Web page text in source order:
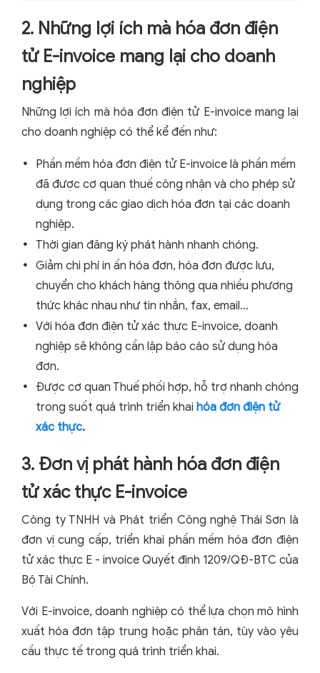
2. Những lợi ích mà hóa đơn điện
tử E-invoice mang lại cho doanh
nghiệp
Những lợi ích mà hóa đơn điện tử E-invoice mang lại
cho doanh nghiệp có thể kể đến như:
Phần mềm hóa đơn điện tử E-invoice là phần mềm
đã được cơ quan thuế công nhận và cho phép sử
dụng trong các giao dịch hóa đơn tại các doanh
nghiệp.
Thời gian đăng ký phát hành nhanh chóng.
Giảm chi phí in ấn hóa đơn, hóa đơn được lưu,
chuyển cho khách hàng thông qua nhiều phương
thức khác nhau như tin nhắn, fax, email…
Với hóa đơn điện tử xác thực E-invoice, doanh
nghiệp sẽ không cần lập báo cáo sử dụng hóa
đơn.
Được cơ quan Thuế phối hợp, hỗ trợ nhanh chóng
trong suốt quá trình triển khai hóa đơn điện tử
xác thực.
3. Đơn vị phát hành hóa đơn điện
tử xác thực E-invoice
Công ty TNHH và Phát triển Công nghệ Thái Sơn là
đơn vị cung cấp, triển khai phần mềm hóa đơn điện
tử xác thực E - invoice Quyết định 1209/QĐ-BTC của
Bộ Tài Chính.
Với E-invoice, doanh nghiệp có thể lựa chọn mô hình
xuất hóa đơn tập trung hoặc phân tán, tùy vào yêu
cầu thực tế trong quá trình triển khai.